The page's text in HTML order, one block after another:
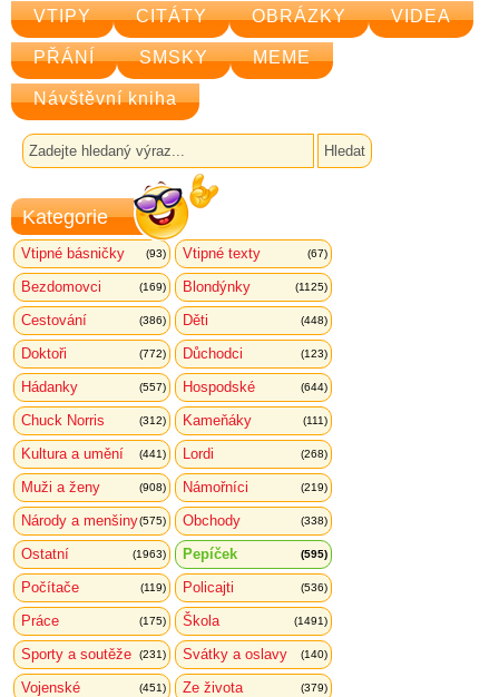
VTIPY CITÁTY OBRÁZKY VIDEA
PŘÁNÍ SMSKY MEME
Návštěvní kniha
Kategorie
Vtipné básničky (93) Vtipné texty (67)
Bezdomovci (169) Blondýnky (1125)
Cestování (386) Děti (448)
Doktoři (772) Důchodci (123)
Hádanky (557) Hospodské (644)
Chuck Norris (312) Kameňáky (111)
Kultura a umění (441) Lordi (268)
Muži a ženy (908) Námořníci (219)
Národy a menšiny(575) Obchody (338)
Ostatní (1963) Pepíček (595)
Počítače (119) Policajti (536)
Práce (175) Škola (1491)
Sporty a soutěže (231) Svátky a oslavy (140)
Vojenské (451) Ze života (379)